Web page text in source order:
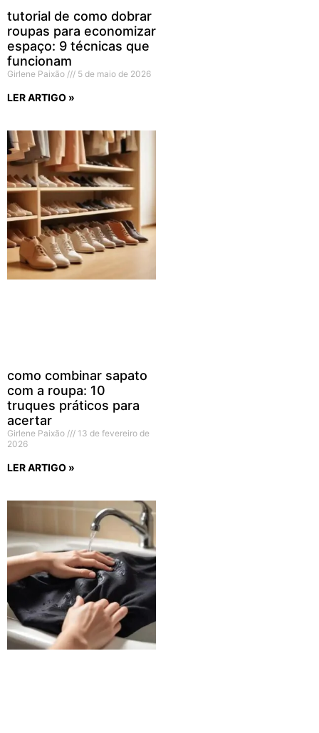
tutorial de como dobrar
roupas para economizar
espaço: 9 técnicas que
funcionam
Girlene Paixão 5 de maio de 2026
LER ARTIGO »
como combinar sapato
com a roupa: 10
truques práticos para
acertar
Girlene Paixão
13 de fevereiro de
2026
LER ARTIGO »